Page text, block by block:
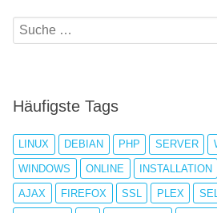
Häufigste Tags
LINUX DEBIAN PHP SERVER
WINDOWS ONLINE INSTALLATION
AJAX FIREFOX SSL PLEX